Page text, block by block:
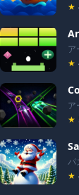
★
ア
★
ア
★
パ
★